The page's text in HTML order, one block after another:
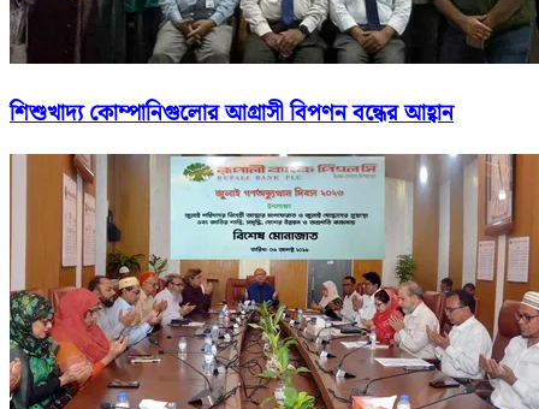
শিশুখাদ্য কোম্পানিগুলোর আগ্রাসী বিপণন বন্ধের আহ্বান